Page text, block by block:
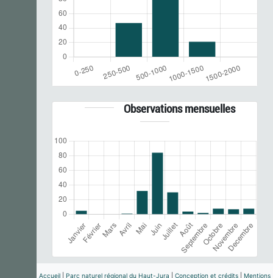
Observations mensuelles
Accueil Parc naturel régional du Haut-Jura Conception et crédits Mentions